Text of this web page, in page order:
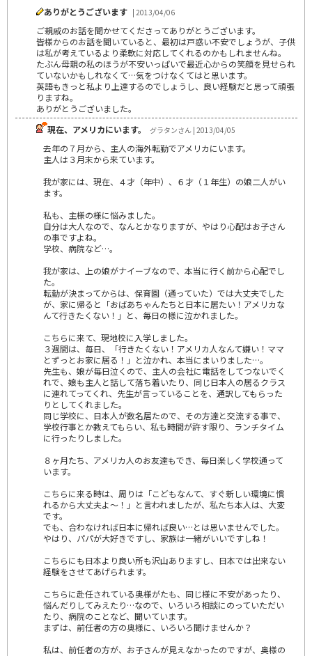
ありがとうございます | 2013/04/06
ご親戚のお話を聞かせてくださってありがとうございます。
皆様からのお話を聞いていると、最初は戸惑い不安でしょうが、子供
は私が考えているより柔軟に対応してくれるのかもしれませんね。
たぶん母親の私のほうが不安いっぱいで最近心からの笑顔を見せられ
ていないかもしれなくて…気をつけなくてはと思います。
英語もきっと私より上達するのでしょうし、良い経験だと思って頑張
りますね。
ありがとうございました。
現在、アメリカにいます。
グラタンさん | 2013/04/05
去年の７月から、主人の海外転勤でアメリカにいます。
主人は３月末から来ています。
我が家には、現在、４才（年中）、６才（１年生）の娘二人がい
ます。
私も、主様の様に悩みました。
自分は大人なので、なんとかなりますが、やはり心配はお子さん
の事ですよね。
学校、病院など…。
我が家は、上の娘がナイーブなので、本当に行く前から心配でし
た。
転勤が決まってからは、保育園（通っていた）では大丈夫でした
が、家に帰ると「おばあちゃんたちと日本に居たい！アメリカな
んて行きたくない！」と、毎日の様に泣かれました。
こちらに来て、現地校に入学しました。
３週間は、毎日、「行きたくない！アメリカ人なんて嫌い！ママ
とずっとお家に居る！」と泣かれ、本当にまいりました…。
先生も、娘が毎日泣くので、主人の会社に電話をしてつないでく
れで、娘も主人と話して落ち着いたり、同じ日本人の居るクラス
に連れてってくれ、先生が言っていることを、通訳してもらった
りとしてくれました。
同じ学校に、日本人が数名居たので、その方達と交流する事で、
学校行事とか教えてもらい、私も時間が許す限り、ランチタイム
に行ったりしました。
８ヶ月たち、アメリカ人のお友達もでき、毎日楽しく学校通って
います。
こちらに来る時は、周りは「こどもなんて、すぐ新しい環境に慣
れるから大丈夫よ～！」と言われましたが、私たち本人は、大変
です。
でも、合わなければ日本に帰れば良い…とは思いませんでした。
やはり、パパが大好きですし、家族は一緒がいいですしね！
こちらにも日本より良い所も沢山ありますし、日本では出来ない
経験をさせてあげられます。
こちらに赴任されている奥様がたも、同じ様に不安があったり、
悩んだりしてみえたり…なので、いろいろ相談にのっていただい
たり、病院のことなど、聞いています。
まずは、前任者の方の奥様に、いろいろ聞けませんか？
私は、前任者の方が、お子さんが見えなかったのですが、奥様の